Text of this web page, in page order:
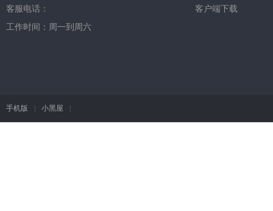
客服电话：
工作时间：周一到周六
客户端下载
手机版 | 小黑屋 |